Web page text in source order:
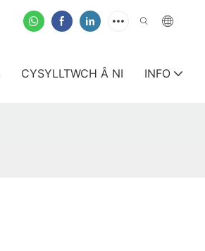
CYSYLLTWCH Â NI INFO